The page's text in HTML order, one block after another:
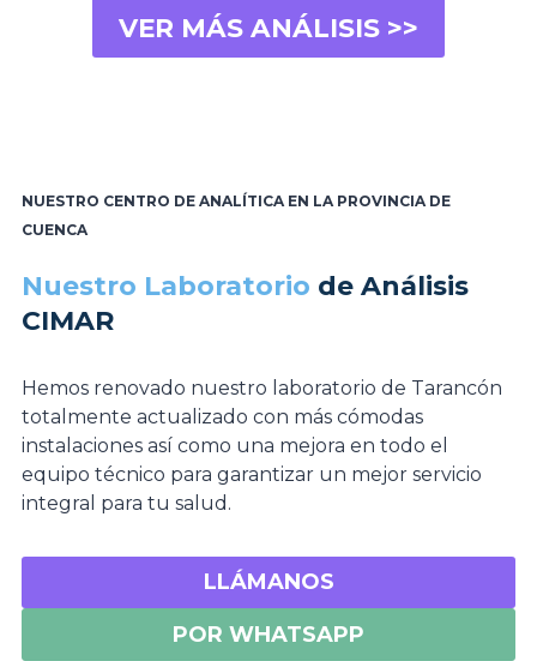
VER MÁS ANÁLISIS >>
NUESTRO CENTRO DE ANALÍTICA EN LA PROVINCIA DE
CUENCA
Nuestro Laboratorio de Análisis
CIMAR
Hemos renovado nuestro laboratorio de Tarancón
totalmente actualizado con más cómodas
instalaciones así como una mejora en todo el
equipo técnico para garantizar un mejor servicio
integral para tu salud.
LLÁMANOS
POR WHATSAPP